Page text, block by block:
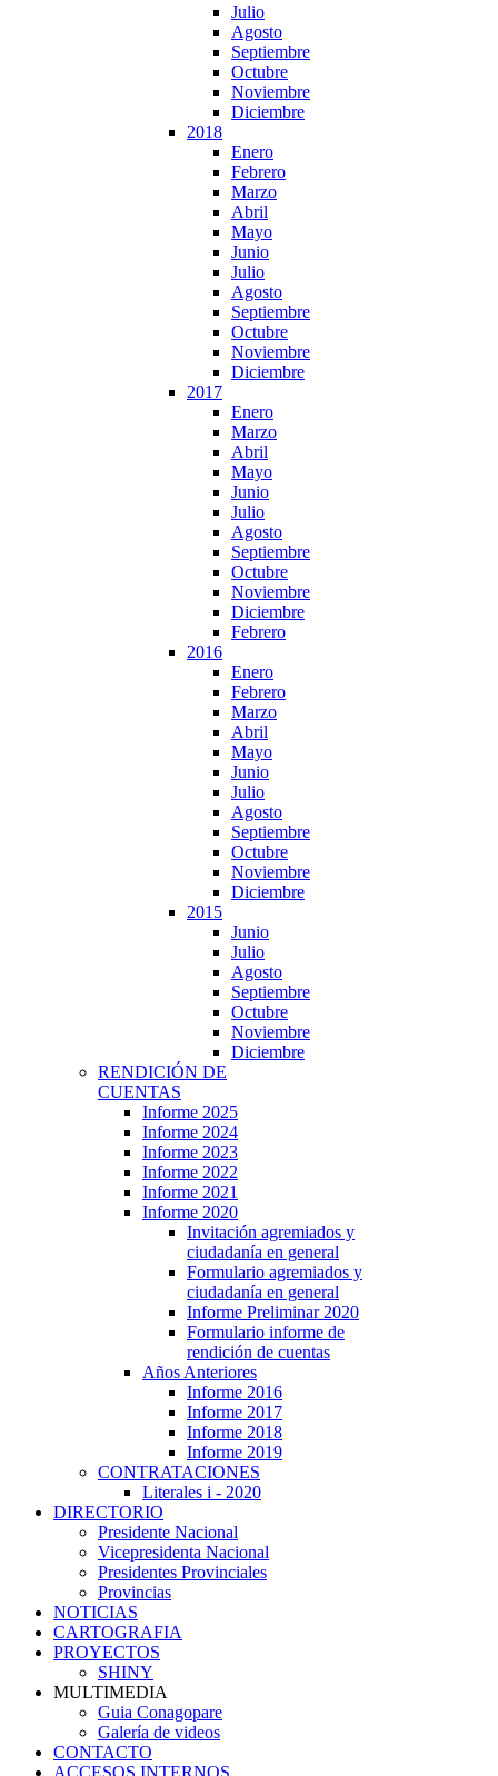
Julio
Agosto
Septiembre
Octubre
Noviembre
Diciembre
2018
Enero
Febrero
Marzo
Abril
Mayo
Junio
Julio
Agosto
Septiembre
Octubre
Noviembre
Diciembre
2017
Enero
Marzo
Abril
Mayo
Junio
Julio
Agosto
Septiembre
Octubre
Noviembre
Diciembre
Febrero
2016
Enero
Febrero
Marzo
Abril
Mayo
Junio
Julio
Agosto
Septiembre
Octubre
Noviembre
Diciembre
2015
Junio
Julio
Agosto
Septiembre
Octubre
Noviembre
Diciembre
RENDICIÓN DE
CUENTAS
Informe 2025
Informe 2024
Informe 2023
Informe 2022
Informe 2021
Informe 2020
Invitación agremiados y
ciudadanía en general
Formulario agremiados y
ciudadanía en general
Informe Preliminar 2020
Formulario informe de
rendición de cuentas
Años Anteriores
Informe 2016
Informe 2017
Informe 2018
Informe 2019
CONTRATACIONES
Literales i - 2020
DIRECTORIO
Presidente Nacional
Vicepresidenta Nacional
Presidentes Provinciales
Provincias
NOTICIAS
CARTOGRAFIA
PROYECTOS
SHINY
MULTIMEDIA
Guia Conagopare
Galería de videos
CONTACTO
ACCESOS INTERNOS